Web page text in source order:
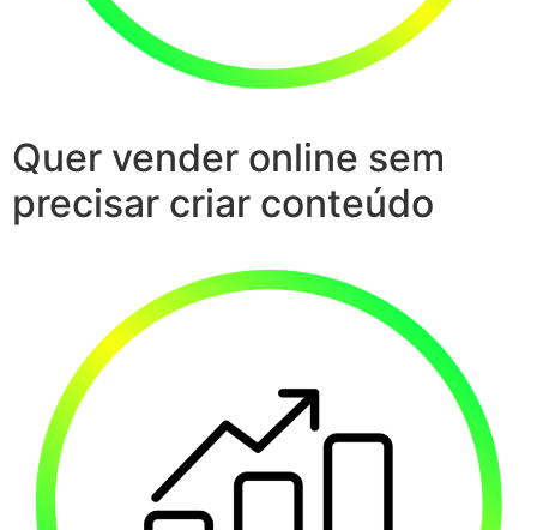
Quer vender online sem
precisar criar conteúdo